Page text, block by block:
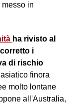
in
ha rivisto al
i
di rischio
finora
molto lontane
all'Australia,